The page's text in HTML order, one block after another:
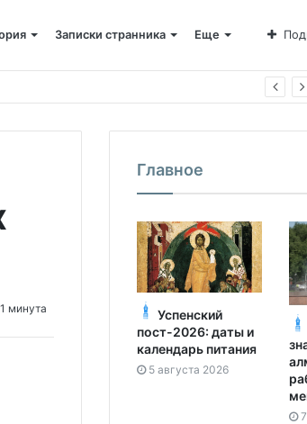
Записки странника Еще
Феогносте
1 минута
Главное
Успенский
пост-2026: даты и
календарь питания
5 августа 2026